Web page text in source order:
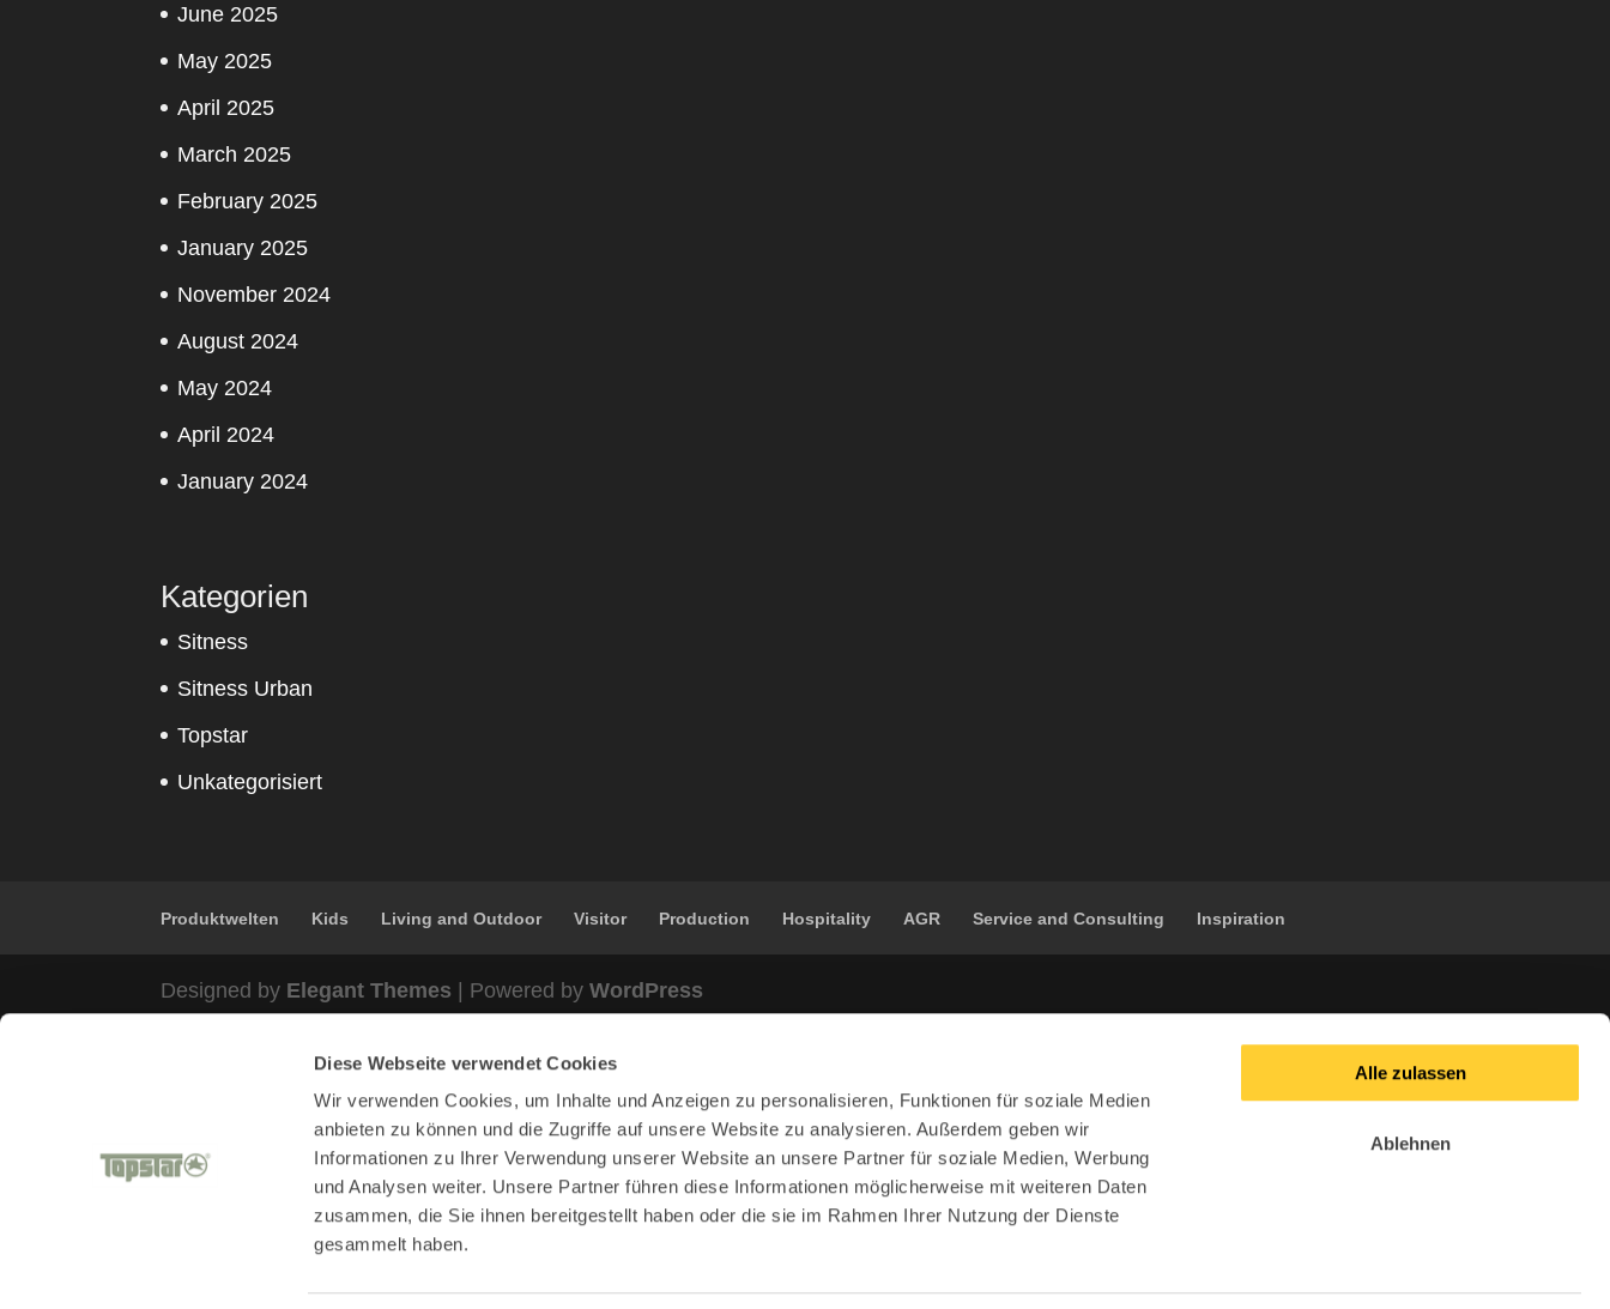
Diese Webseite verwendet Cookies
Wir verwenden Cookies, um Inhalte und Anzeigen zu personalisieren, Funktionen für soziale Medien
anbieten zu können und die Zugriffe auf unsere Website zu analysieren. Außerdem geben wir
Informationen zu Ihrer Verwendung unserer Website an unsere Partner für soziale Medien, Werbung
und Analysen weiter. Unsere Partner führen diese Informationen möglicherweise mit weiteren Daten
zusammen, die Sie ihnen bereitgestellt haben oder die sie im Rahmen Ihrer Nutzung der Dienste
gesammelt haben.
Alle zulassen
Ablehnen
June 2025
May 2025
April 2025
March 2025
February 2025
January 2025
November 2024
August 2024
May 2024
April 2024
January 2024
Kategorien
Sitness
Sitness Urban
Topstar
Unkategorisiert
Produktwelten Kids Living and Outdoor Visitor Production Hospitality AGR Service and Consulting Inspiration
Designed by Elegant Themes | Powered byWordPress